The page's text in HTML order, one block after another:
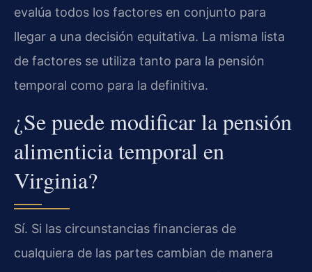
evalúa todos los factores en conjunto para
llegar a una decisión equitativa. La misma lista
de factores se utiliza tanto para la pensión
temporal como para la definitiva.
¿Se puede modificar la pensión
alimenticia temporal en
Virginia?
Sí. Si las circunstancias financieras de
cualquiera de las partes cambian de manera